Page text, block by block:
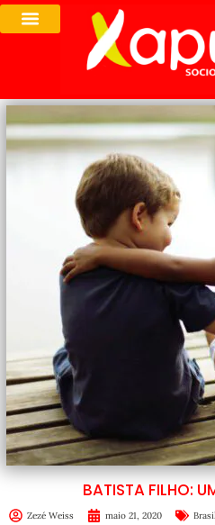
BATISTA FILHO:
Zezé Weiss maio 21, 2020